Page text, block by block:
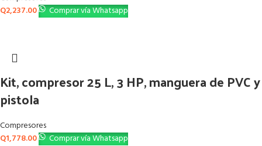
Q2,237.00 Comprar vía Whatsapp
Kit, compresor 25 L, 3 HP, manguera de PVC y
pistola
Compresores
Q1,778.00 Comprar vía Whatsapp